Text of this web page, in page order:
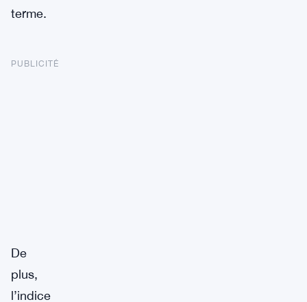
terme.
PUBLICITÉ
De
plus,
l’indice